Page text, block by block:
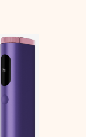
Glo
Hyper
PRO
cantidad